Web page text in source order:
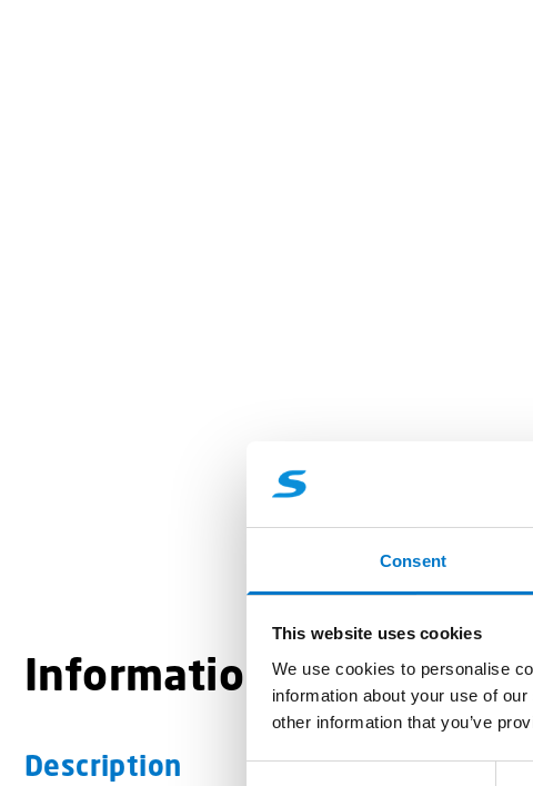
Consent
This website uses cookies
We use cookies to personalise
information about your use of
other information that you’ve
Informations produit
Description